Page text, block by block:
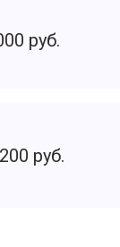
руб.
руб.